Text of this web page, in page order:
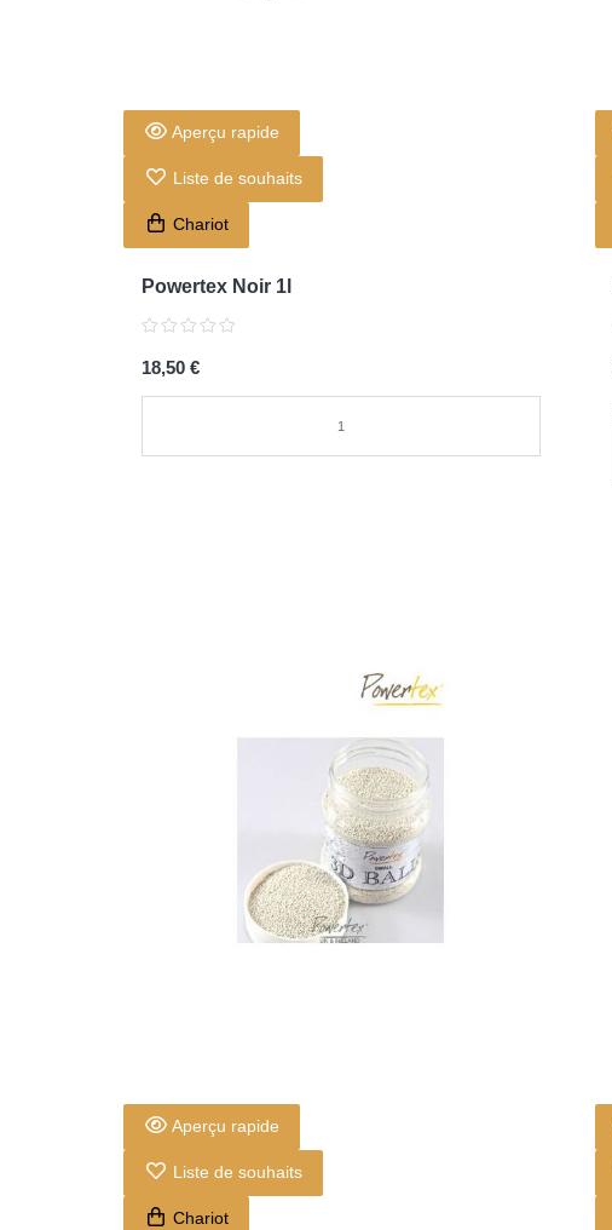
Aperçu rapide
Liste de souhaits
Chariot
Powertex Noir 1l
18,50 €
Aperçu rapide
Liste de souhaits
Chariot